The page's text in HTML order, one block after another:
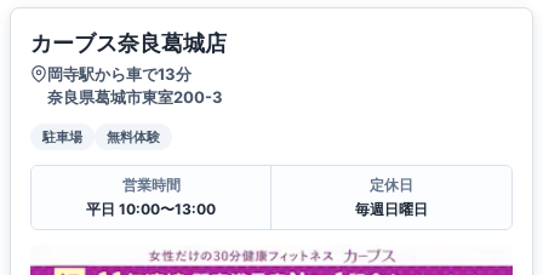
カーブス奈良葛城店
岡寺駅から車で13分
奈良県葛城市東室200-3
駐車場 無料体験
営業時間
平日 10:00〜13:00
定休日
毎週日曜日